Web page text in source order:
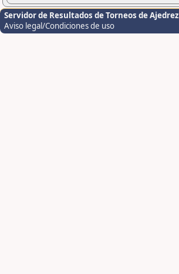
Servidor de Resultados de Torneos de Ajedrez
Aviso legal/Condiciones de uso